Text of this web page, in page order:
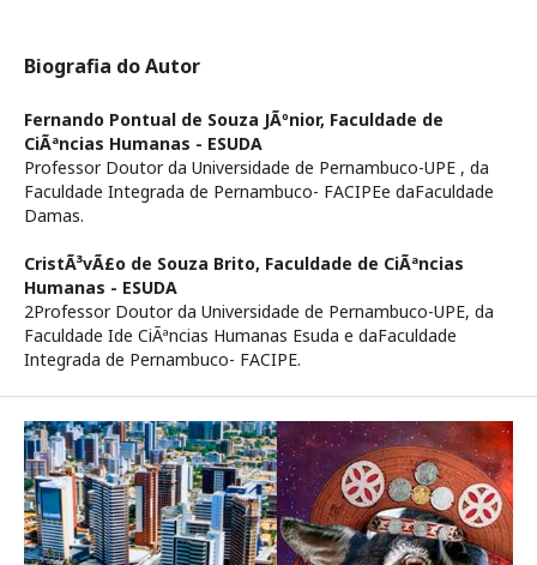
Biografia do Autor
Fernando Pontual de Souza JÃºnior, Faculdade de
CiÃªncias Humanas - ESUDA
Professor Doutor da Universidade de Pernambuco-UPE , da
Faculdade Integrada de Pernambuco- FACIPEe daFaculdade
Damas.
CristÃ³vÃ£o de Souza Brito, Faculdade de CiÃªncias
Humanas - ESUDA
2Professor Doutor da Universidade de Pernambuco-UPE, da
Faculdade Ide CiÃªncias Humanas Esuda e daFaculdade
Integrada de Pernambuco- FACIPE.